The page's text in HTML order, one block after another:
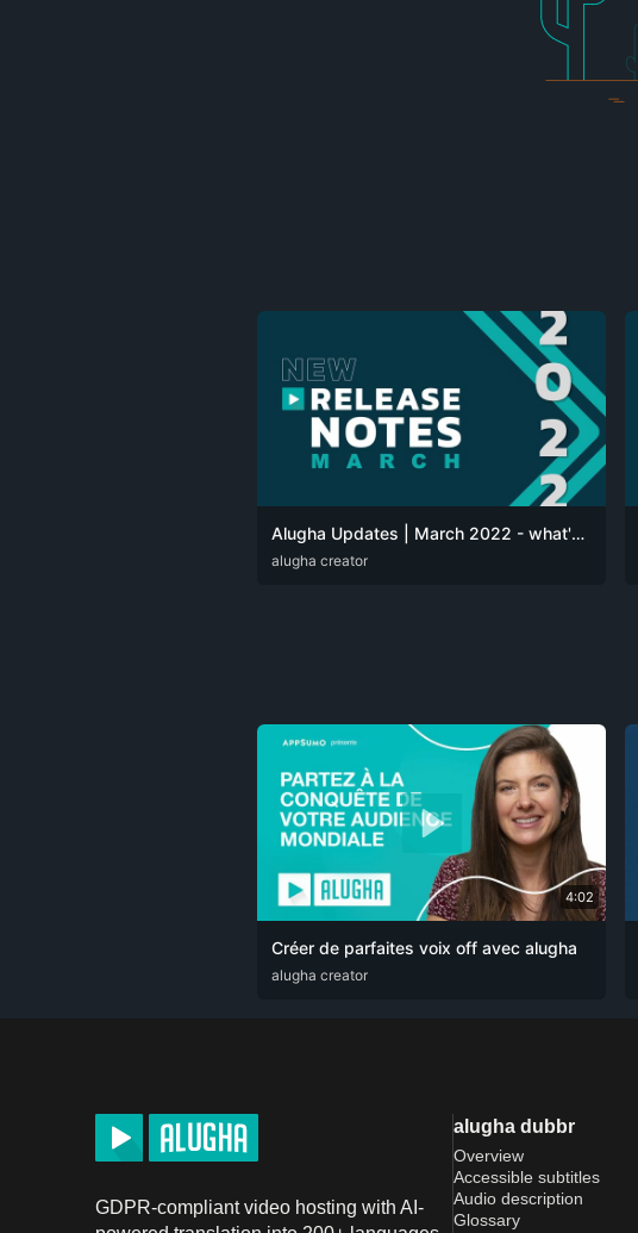
Alugha Updates | March 2022 - what's new at alugha
DEU ENG
alugha creator
4:02
Créer de parfaites voix off avec alugha
ARA CAT DEU
alugha creator
GDPR-compliant video hosting with AI-
alugha dubbr
Overview
Accessible subtitles
Audio description
Glossary